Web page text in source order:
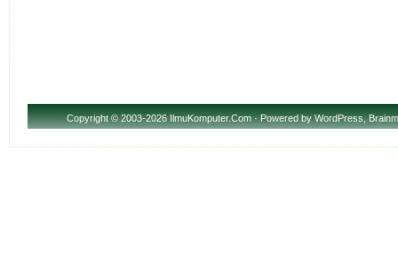
Copyright© 2003-2026 IlmuKomputer.Com · Powered byWordPress,